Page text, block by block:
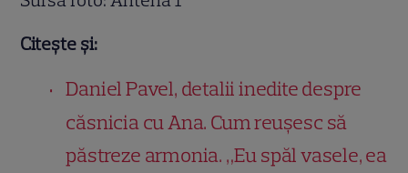
Citește și:
Daniel Pavel, detalii inedite despre
căsnicia cu Ana. Cum reușesc să
păstreze armonia. „Eu spăl vasele, ea